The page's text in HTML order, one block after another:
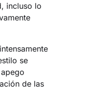
incluso lo
se
de las